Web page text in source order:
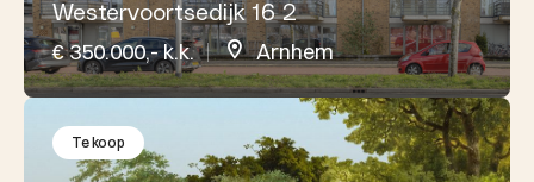
Westervoortsedijk 16 2
€ 350.000,- k.k. Arnhem
Te koop